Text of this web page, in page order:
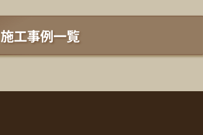
施工事例一覧